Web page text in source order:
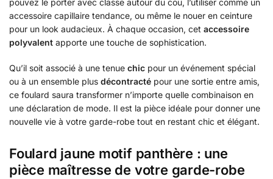
pouvez le porter avec classe autour du cou, l’utiliser comme un
accessoire capillaire tendance, ou même le nouer en ceinture
pour un look audacieux. À chaque occasion, cet accessoire
polyvalent apporte une touche de sophistication.
Qu’il soit associé à une tenue chic pour un événement spécial
ou à un ensemble plus décontracté pour une sortie entre amis,
ce foulard saura transformer n’importe quelle combinaison en
une déclaration de mode. Il est la pièce idéale pour donner une
nouvelle vie à votre garde-robe tout en restant chic et élégant.
Foulard jaune motif panthère : une
pièce maîtresse de votre garde-robe